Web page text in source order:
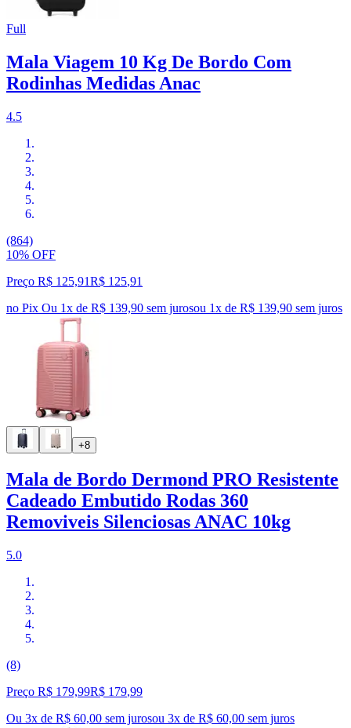
Full
Mala Viagem 10 Kg De Bordo Com
Rodinhas Medidas Anac
4.5
(864)
10% OFF
Preço R$ 125,91R$ 125,91
no Pix Ou 1x de R$ 139,90 sem jurosou 1x de R$ 139,90 sem juros
+8
Mala de Bordo Dermond PRO Resistente
Cadeado Embutido Rodas 360
Removiveis Silenciosas ANAC 10kg
5.0
(8)
Preço R$ 179,99R$ 179,99
Ou 3x de R$ 60,00 sem jurosou 3x de R$ 60,00 sem juros